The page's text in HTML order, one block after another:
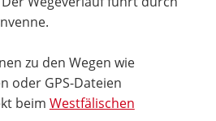
zu den Wegen wie
oder GPS-Dateien
beim Westfälischen